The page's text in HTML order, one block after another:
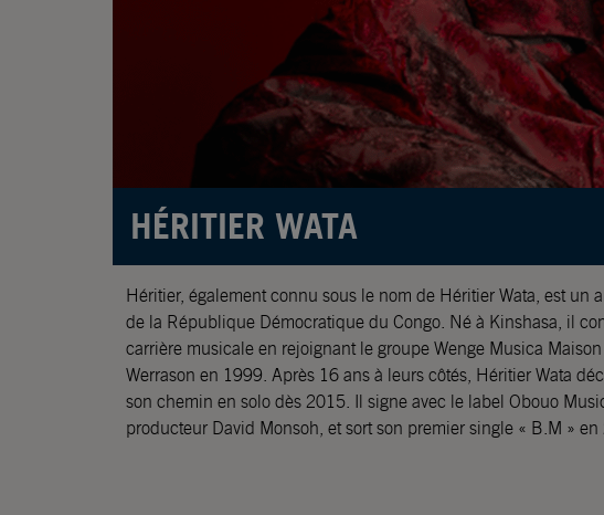
HÉRITIER WATA
Héritier, également connu sous le nom de Héritier Wata, est un
de la République Démocratique du Congo. Né à Kinshasa, il
carrière musicale en rejoignant le groupe Wenge Musica
Werrason en 1999. Après 16 ans à leurs côtés, Héritier Wata
son chemin en solo dès 2015. Il signe avec le label Obouo
producteur David Monsoh, et sort son premier single « B.M »
son premier album solo « Carrière d’honneur – Retirada ». Son
Chemin de la gloire » est sorti en avril dernier, il y excelle dans l’art
différents genres musicaux, allant de la rumba congolaise à l’afrobeat,